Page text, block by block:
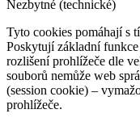
Nezbytné (technické)
Tyto cookies pomáhají s
Poskytují základní funkce
rozlišení prohlížeče dle
souborů nemůže web
(session cookie) –
prohlížeče.